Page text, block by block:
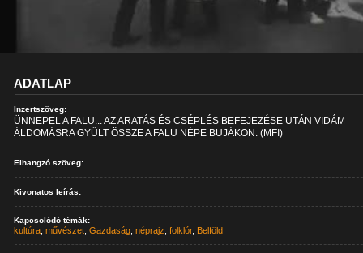
ADATLAP
Inzertszöveg:
ÜNNEPEL A FALU... AZ ARATÁS ÉS CSÉPLÉS BEFEJEZÉSE UTÁN VIDÁM
ÁLDOMÁSRA GYŰLT ÖSSZE A FALU NÉPE BUJÁKON. (MFI)
Elhangzó szöveg:
Kivonatos leírás:
Kapcsolódó témák:
kultúra ,művészet ,Gazdaság ,néprajz ,folklór, Belföld